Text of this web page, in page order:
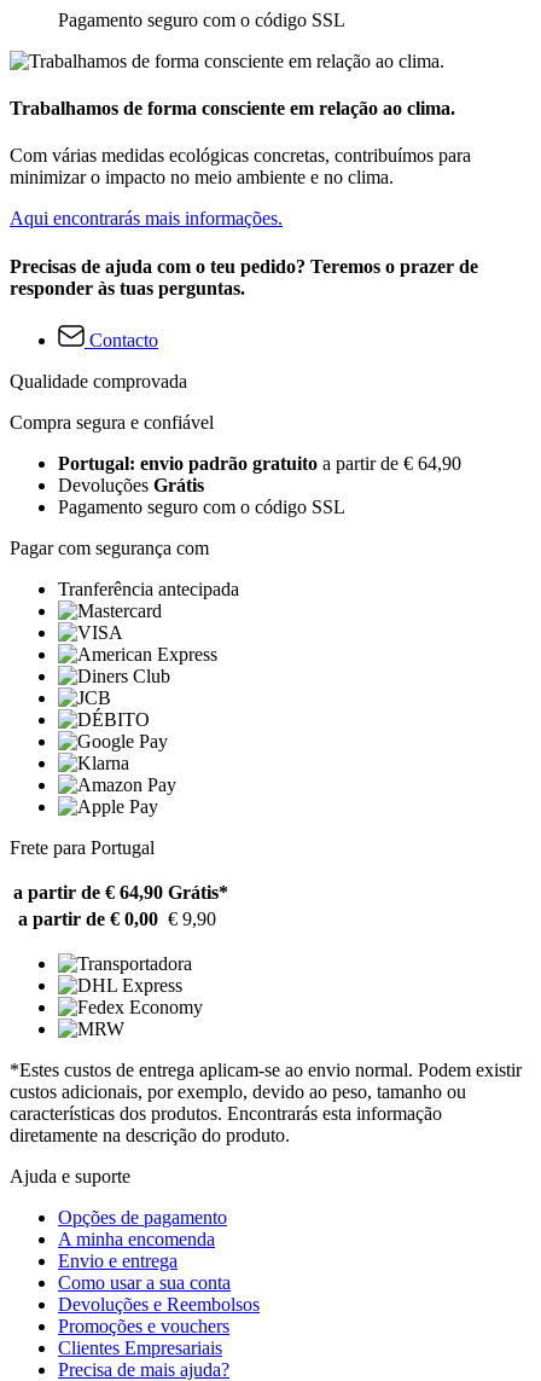
Pagamento seguro com o código SSL
Trabalhamos de forma consciente em relação ao clima.
Com várias medidas ecológicas concretas, contribuímos para
minimizar o impacto no meio ambiente e no clima.
Aqui encontrarás mais informações.
Precisas de ajuda com o teu pedido? Teremos o prazer de
responder às tuas perguntas.
Contacto
Qualidade comprovada
Compra segura e confiável
Portugal: envio padrão gratuito a partir de € 64,90
Devoluções Grátis
Pagamento seguro com o código SSL
Pagar com segurança com
Tranferência antecipada
Frete para Portugal
a partir de € 64,90 Grátis*
a partir de € 0,00 € 9,90
*Estes custos de entrega aplicam-se ao envio normal. Podem existir
custos adicionais, por exemplo, devido ao peso, tamanho ou
características dos produtos. Encontrarás esta informação
diretamente na descrição do produto.
Ajuda e suporte
Opções de pagamento
A minha encomenda
Envio e entrega
Como usar a sua conta
Devoluções e Reembolsos
Promoções e vouchers
Clientes Empresariais
Precisa de mais ajuda?